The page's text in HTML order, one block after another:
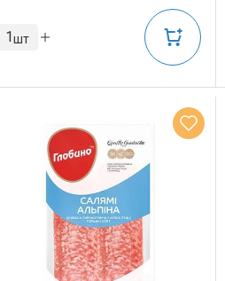
шт